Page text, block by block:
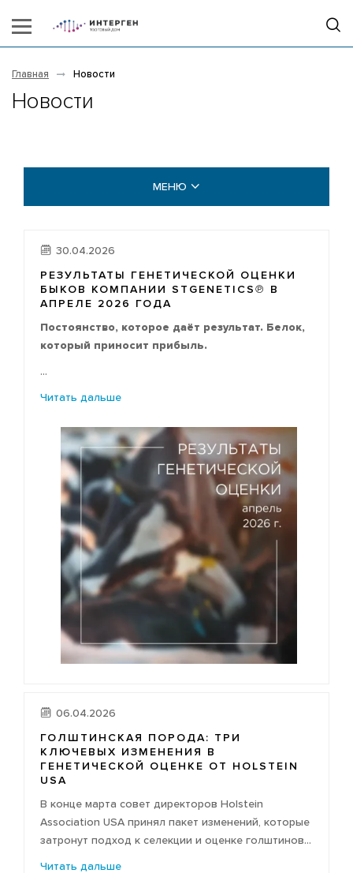
Главная Новости
Новости
МЕНЮ
ФОТОГАЛЕРЕЯ
30.04.2026
РЕЗУЛЬТАТЫ ГЕНЕТИЧЕСКОЙ ОЦЕНКИ
БЫКОВ КОМПАНИИ STGENETICS℗ В
АПРЕЛЕ 2026 ГОДА
Постоянство, которое даёт результат. Белок,
который приносит прибыль.
...
Читать дальше
06.04.2026
ГОЛШТИНСКАЯ ПОРОДА: ТРИ
КЛЮЧЕВЫХ ИЗМЕНЕНИЯ В
ГЕНЕТИЧЕСКОЙ ОЦЕНКЕ ОТ HOLSTEIN
USA
В конце марта совет директоров Holstein
Association USA принял пакет изменений, которые
затронут подход к селекции и оценке голштинов...
Читать дальше